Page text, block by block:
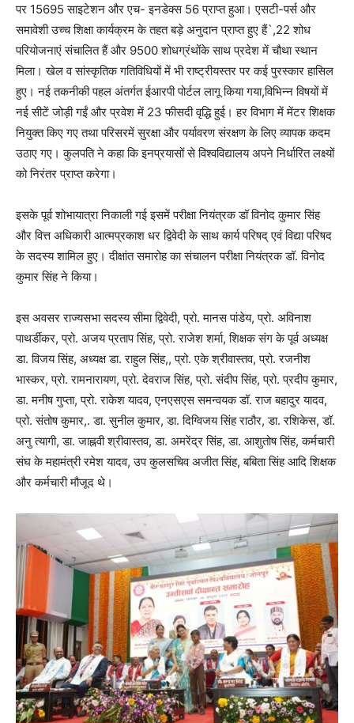
पर 15695 साइटेशन और एच- इनडेक्स 56 प्राप्त हुआ। एसटी-पर्स और
समावेशी उच्च शिक्षा कार्यक्रम के तहत बड़े अनुदान प्राप्त हुए हैं`,22 शोध
परियोजनाएं संचालित हैं और 9500 शोधग्रंथोंके साथ प्रदेश में चौथा स्थान
मिला। खेल व सांस्कृतिक गतिविधियों में भी राष्ट्रीयस्तर पर कई पुरस्कार हासिल
हुए। नई तकनीकी पहल अंतर्गत ईआरपी पोर्टल लागू किया गया,विभिन्न विषयों में
नई सीटें जोड़ी गईं और प्रवेश में 23 फीसदी वृद्धि हुई। हर विभाग में मेंटर शिक्षक
नियुक्त किए गए तथा परिसरमें सुरक्षा और पर्यावरण संरक्षण के लिए व्यापक कदम
उठाए गए। कुलपति ने कहा कि इनप्रयासों से विश्वविद्यालय अपने निर्धारित लक्ष्यों
को निरंतर प्राप्त करेगा।
इसके पूर्व शोभायात्रा निकाली गई इसमें परीक्षा नियंत्रक डॉ विनोद कुमार सिंह
और वित्त अधिकारी आत्मप्रकाश धर द्विवेदी के साथ कार्य परिषद् एवं विद्या परिषद
के सदस्य शामिल हुए। दीक्षांत समारोह का संचालन परीक्षा नियंत्रक डॉ. विनोद
कुमार सिंह ने किया।
इस अवसर राज्यसभा सदस्य सीमा द्विवेदी, प्रो. मानस पांडेय, प्रो. अविनाश
पाथर्डीकर, प्रो. अजय प्रताप सिंह, प्रो. राजेश शर्मा, शिक्षक संग के पूर्व अध्यक्ष
डा. विजय सिंह, अध्यक्ष डा. राहुल सिंह,, प्रो. एके श्रीवास्तव, प्रो. रजनीश
भास्कर, प्रो. रामनारायण, प्रो. देवराज सिंह, प्रो. संदीप सिंह, प्रो. प्रदीप कुमार,
डा. मनीष गुप्ता, प्रो. राकेश यादव, एनएसएस समन्वयक डॉ. राज बहादुर यादव,
प्रो. संतोष कुमार,. डा. सुनील कुमार, डा. दिग्विजय सिंह राठौर, डा. रशिकेस, डॉ.
अनु त्यागी, डा. जाह्नवी श्रीवास्तव, डा. अमरेंद्र सिंह, डा. आशुतोष सिंह, कर्मचारी
संघ के महामंत्री रमेश यादव, उप कुलसचिव अजीत सिंह, बबिता सिंह आदि शिक्षक
और कर्मचारी मौजूद थे।